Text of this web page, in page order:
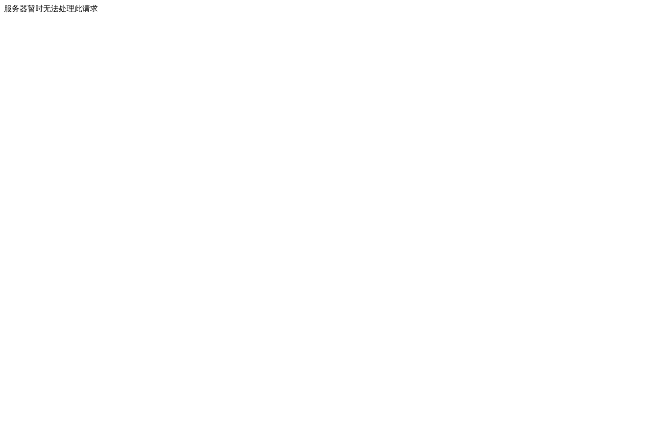
服务器暂时无法处理此请求